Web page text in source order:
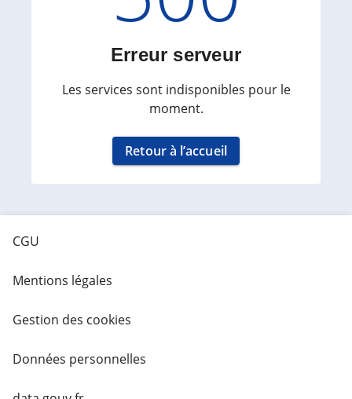
Erreur serveur
Les services sont indisponibles pour le
moment.
Retour à l’accueil
CGU
Mentions légales
Gestion des cookies
Données personnelles